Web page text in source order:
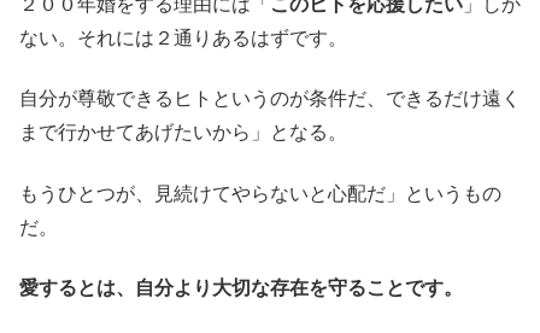
２００年婚をする理由には「 このヒトを応援したい 」しか
ない。それには２通りあるはずです。
自分が尊敬できるヒトというのが条件だ、できるだけ遠く
まで行かせてあげたいから」となる。
もうひとつが、見続けてやらないと心配だ」というもの
だ。
愛するとは、自分より大切な存在を守ることです。